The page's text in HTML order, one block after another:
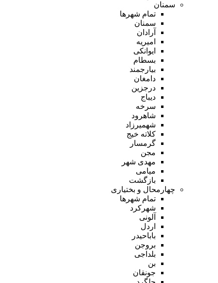
سمنان
تمام شهر‌ها
سمنان
آرادان
امیریه
ایوانکی
بسطام
بیارجمند
دامغان
درجزین
دیباج
سرخه
شاهرود
شهمیرزاد
کلاته خیج
گرمسار
مجن
مهدی شهر
میامی
بازگشت
چهارمحال و بختیاری
تمام شهر‌ها
شهرکرد
آلونی
اردل
باباحیدر
بروجن
بلداجی
بن
جونقان